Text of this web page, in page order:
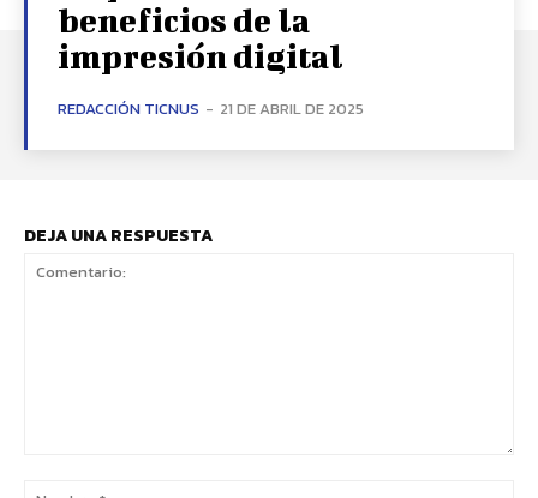
beneficios de la
impresión digital
REDACCIÓN TICNUS - 21 DE ABRIL DE 2025
DEJA UNA RESPUESTA